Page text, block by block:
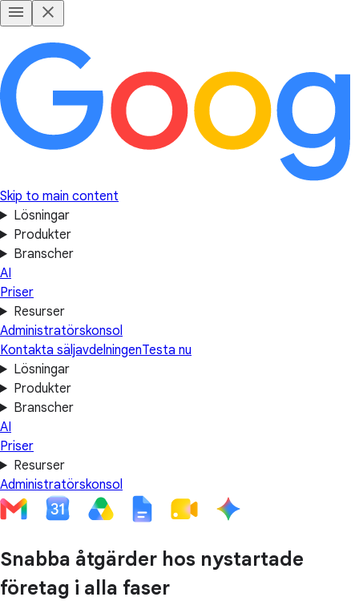
Skip to main content
Lösningar
Produkter
Branscher
AI
Priser
Resurser
Administratörskonsol
Kontakta säljavdelningenTesta nu
Lösningar
Produkter
Branscher
AI
Priser
Resurser
Administratörskonsol
Snabba åtgärder hos nystartade
företag i alla faser